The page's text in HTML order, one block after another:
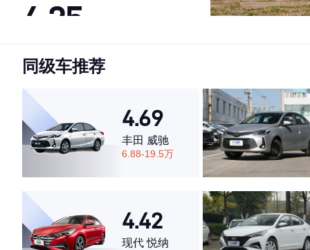
4.25
·外观表现一般，低于59%同级车
·空间表现较为优秀，优于50%同级车
同级车推荐
4.69
丰田 威驰
6.88-19.5万
4.42
现代 悦纳